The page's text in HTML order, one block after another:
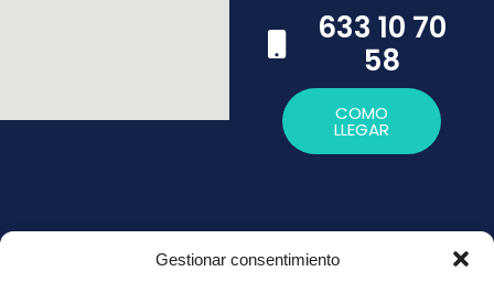
Gestionar consentimiento
633 10 70
58
COMO
LLEGAR